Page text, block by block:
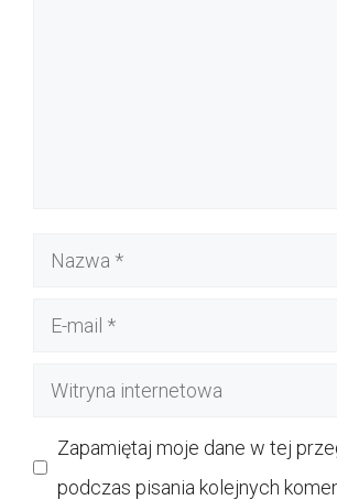
Nazwa
Witryna
Zapamiętaj moje dane w tej
podczas pisania kolejnych